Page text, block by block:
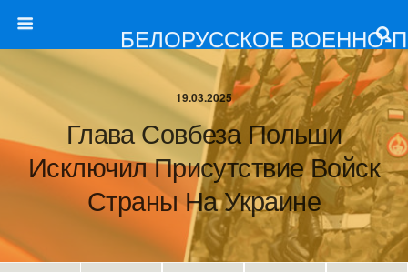
БЕЛОРУССКОЕ ВОЕННО-
19.03.2025
Глава Совбеза Польши
Исключил Присутствие Войск
Страны На Украине